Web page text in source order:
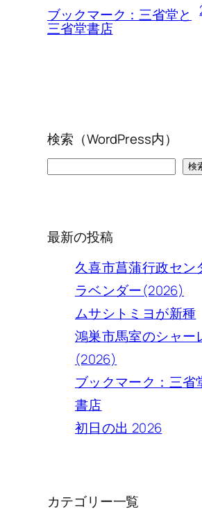
ブックマーク：三省堂と
三省堂書店
検索（WordPress内）
検
最新の投稿
久喜市菖蒲行政セン
ラベンダー(2026)
ムサシトミヨが新種
鴻巣市馬室のシャー
(2026)
ブックマーク：三省
書店
初日の出 2026
カテゴリー一覧